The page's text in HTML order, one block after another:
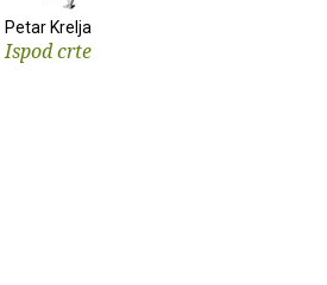
Petar Krelja
Ispod crte